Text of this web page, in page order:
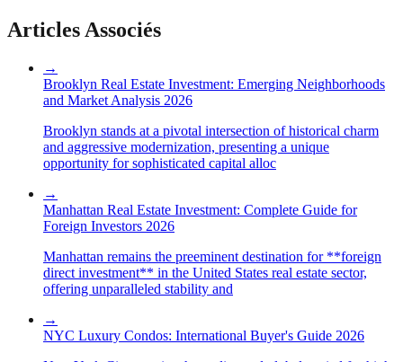
Articles Associés
→
Brooklyn Real Estate Investment: Emerging Neighborhoods
and Market Analysis 2026
Brooklyn stands at a pivotal intersection of historical charm
and aggressive modernization, presenting a unique
opportunity for sophisticated capital alloc
→
Manhattan Real Estate Investment: Complete Guide for
Foreign Investors 2026
Manhattan remains the preeminent destination for **foreign
direct investment** in the United States real estate sector,
offering unparalleled stability and
→
NYC Luxury Condos: International Buyer's Guide 2026